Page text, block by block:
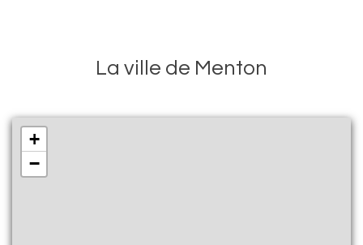
La ville de Menton
+
−